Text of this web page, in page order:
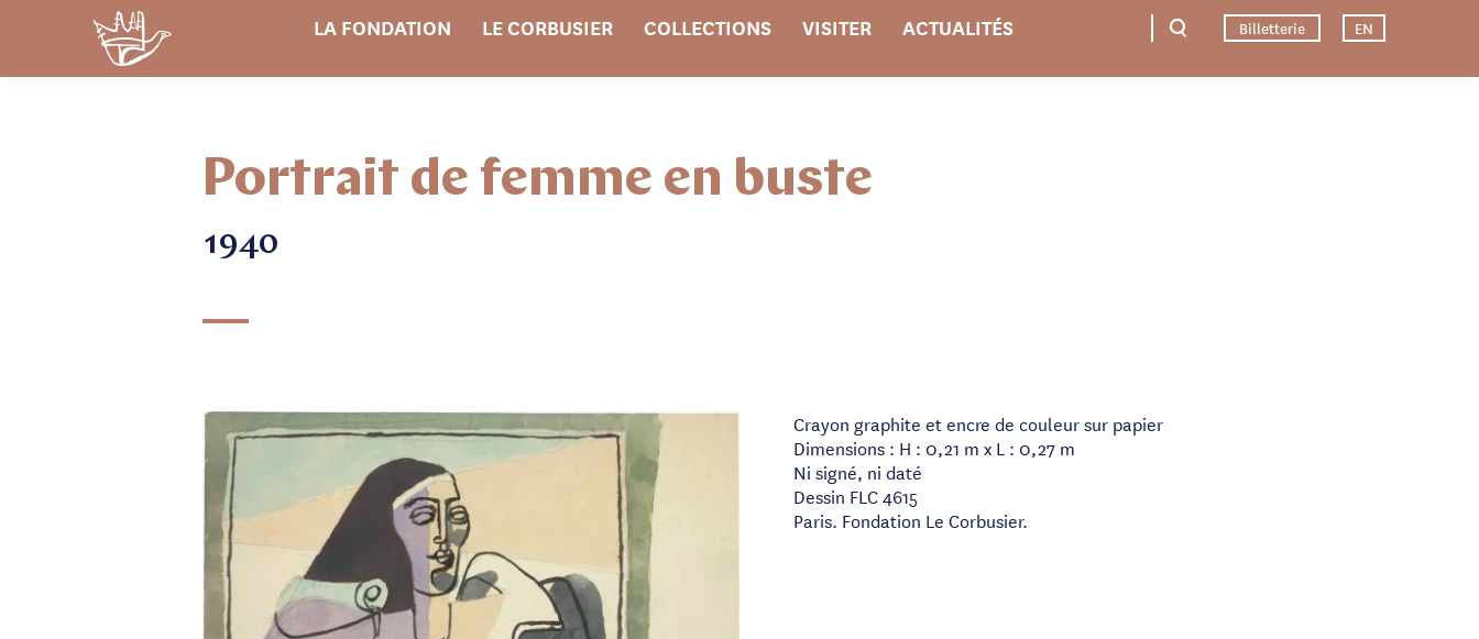
LA FONDATION LE CORBUSIER COLLECTIONS VISITER ACTUALITÉS Billetterie EN
Portrait de femme en buste
1940
Crayon graphite et encre de couleur sur papier
Dimensions : H : 0,21 m x L : 0,27 m
Ni signé, ni daté
Dessin FLC 4615
Paris. Fondation Le Corbusier.